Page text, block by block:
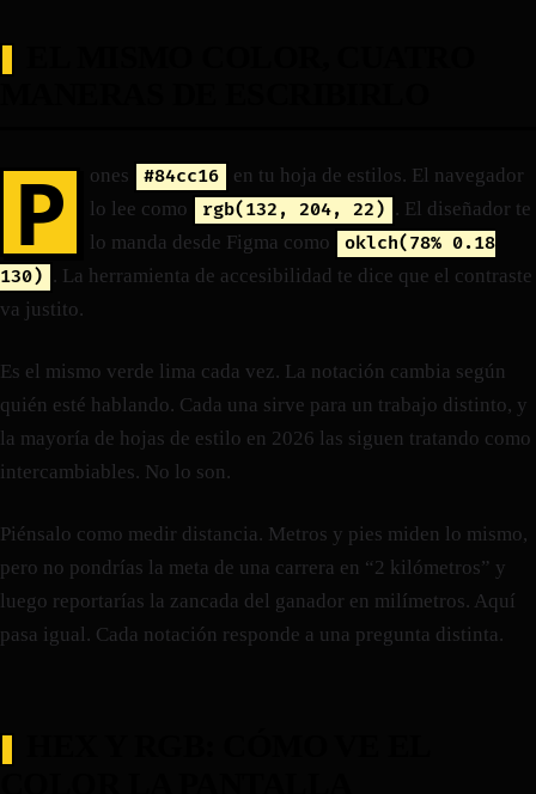
P ones #84cc16
en tu hoja de estilos. El navegador
lo lee como
rgb(132, 204, 22) . El diseñador te
lo manda desde Figma como
oklch(78% 0.18
130) . La herramienta de accesibilidad te dice que el contraste
va justito.
Es el mismo verde lima cada vez. La notación cambia según
quién esté hablando. Cada una sirve para un trabajo distinto, y
la mayoría de hojas de estilo en 2026 las siguen tratando como
intercambiables. No lo son.
Piénsalo como medir distancia. Metros y pies miden lo mismo,
pero no pondrías la meta de una carrera en “2 kilómetros” y
luego reportarías la zancada del ganador en milímetros. Aquí
pasa igual. Cada notación responde a una pregunta distinta.